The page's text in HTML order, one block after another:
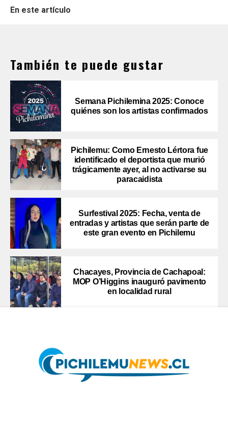
En este artículo
También te puede gustar
Semana Pichilemina 2025: Conoce
quiénes son los artistas confirmados
Pichilemu: Como Ernesto Lértora fue
identificado el deportista que murió
trágicamente ayer, al no activarse su
paracaidista
Surfestival 2025: Fecha, venta de
entradas y artistas que serán parte de
este gran evento en Pichilemu
Chacayes, Provincia de Cachapoal:
MOP O’Higgins inauguró pavimento
en localidad rural